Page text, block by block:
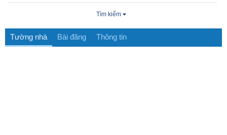
Tìm kiếm
Tường nhà Bài đăng Thông tin